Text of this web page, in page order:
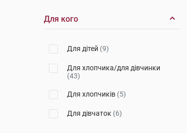
Для кого
Для дітей (9)
Для хлопчика/для дівчинки
(43)
Для хлопчиків (5)
Для дівчаток (6)